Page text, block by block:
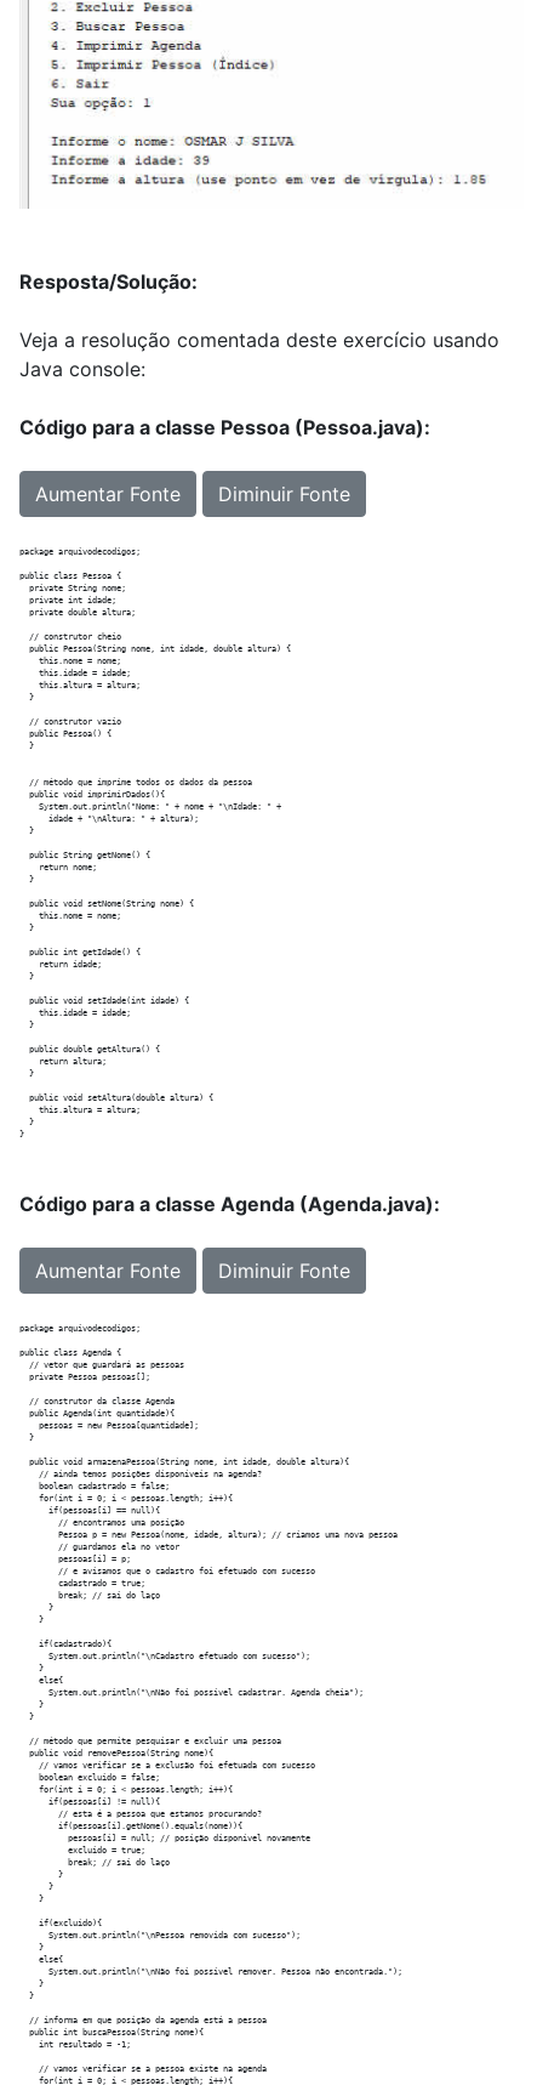
Resposta/Solução:
Veja a resolução comentada deste exercício usando
Java console:
Código para a classe Pessoa (Pessoa.java):
Aumentar Fonte Diminuir Fonte
package arquivodecodigos;
public class Pessoa {
  private String nome;
  private int idade;
  private double altura;
  // construtor cheio
  public Pessoa(String nome, int idade, double altura) {
    this.nome = nome;
    this.idade = idade;
    this.altura = altura;
  }
  // construtor vazio
  public Pessoa() {
  }
  // método que imprime todos os dados da pessoa
  public void imprimirDados(){
    System.out.println("Nome: " + nome + "\nIdade: " +
      idade + "\nAltura: " + altura);
  }
  public String getNome() {
    return nome;
  }
  public void setNome(String nome) {
    this.nome = nome;
  }
  public int getIdade() {
    return idade;
  }
  public void setIdade(int idade) {
    this.idade = idade;
  }
  public double getAltura() {
    return altura;
  }
  public void setAltura(double altura) {
    this.altura = altura;
  }
Código para a classe Agenda (Agenda.java):
Aumentar Fonte Diminuir Fonte
package arquivodecodigos;
public class Agenda {
  // vetor que guardará as pessoas
  private Pessoa pessoas[];
  // construtor da classe Agenda
  public Agenda(int quantidade){
    pessoas = new Pessoa[quantidade];
  }
  public void armazenaPessoa(String nome, int idade, double altura){
    // ainda temos posições disponíveis na agenda?
    boolean cadastrado = false;
    for(int i = 0; i < pessoas.length; i++){
      if(pessoas[i] == null){
        // encontramos uma posição
        Pessoa p = new Pessoa(nome, idade, altura); // criamos uma nova pessoa
        // guardamos ela no vetor
        pessoas[i] = p;
        // e avisamos que o cadastro foi efetuado com sucesso
        cadastrado = true;
        break; // sai do laço
      }
    }
    if(cadastrado){
      System.out.println("\nCadastro efetuado com sucesso");
    }
    else{
      System.out.println("\nNão foi possível cadastrar. Agenda cheia");
    }
  }
  // método que permite pesquisar e excluir uma pessoa
  public void removePessoa(String nome){
    // vamos verificar se a exclusão foi efetuada com sucesso
    boolean excluido = false;
    for(int i = 0; i < pessoas.length; i++){
      if(pessoas[i] != null){
        // esta é a pessoa que estamos procurando?
        if(pessoas[i].getNome().equals(nome)){
          pessoas[i] = null; // posição disponível novamente
          excluido = true;
          break; // sai do laço
        }
      }
    }
    if(excluido){
      System.out.println("\nPessoa removida com sucesso");
    }
    else{
      System.out.println("\nNão foi possível remover. Pessoa não encontrada.");
    }
  }
  // informa em que posição da agenda está a pessoa
  public int buscaPessoa(String nome){
    int resultado = -1;
    // vamos verificar se a pessoa existe na agenda
    for(int i = 0; i < pessoas.length; i++){